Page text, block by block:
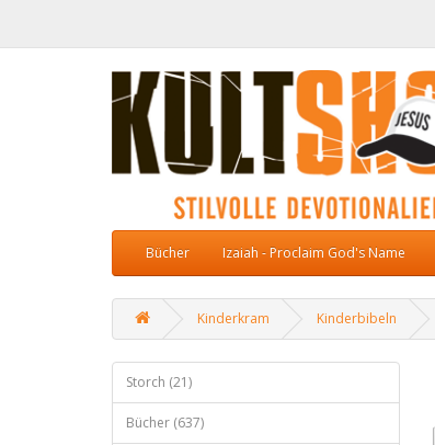
Bücher Izaiah - Proclaim God's Name
Kinderkram Kinderbibeln
Storch (21)
Bücher (637)